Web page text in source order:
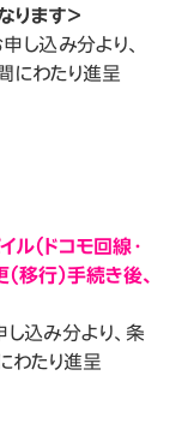
ります＞
込み分より、
にわたり進呈
（ドコモ回線・
移行）手続き後、
込み分より、条
わたり進呈